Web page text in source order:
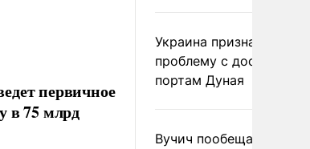
первичное
в 75 млрд
Украина признала
проблему с доступом к
портам Дуная
Вучич пообещал